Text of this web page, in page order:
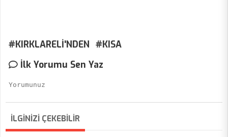
#KIRKLARELİ'NDEN #KISA
İlk Yorumu Sen Yaz
İLGİNİZİ ÇEKEBİLİR